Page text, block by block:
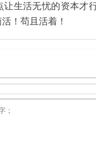
生活无忧的资本才
！苟且活着！
；